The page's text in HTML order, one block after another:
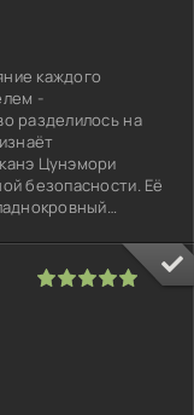
каждого
-
разделилось на
Цунэмори
безопасности. Её